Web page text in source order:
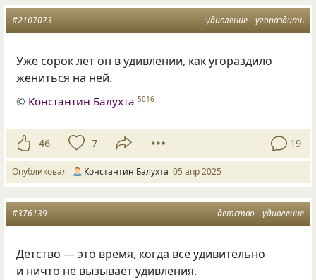
удивление угораздить
#2107073
Уже сорок лет он в удивлении, как угораздило
жениться на ней.
© Константин Балухта 5016
46 7 19
Опубликовал Константин Балухта 05 апр 2025
детство удивление
#376139
Детство — это время, когда все удивительно
и ничто не вызывает удивления.